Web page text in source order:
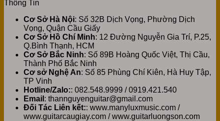
Thông Tin
Cơ Sở Hà Nội: Số 32B Dịch Vọng, Phường Dịch
Vọng, Quận Cầu Giấy
Cơ Sở Hồ Chí Minh: 12 Đường Nguyễn Gia Trí, P.25,
Q.Bình Thạnh, HCM
Cơ Sở Bắc Ninh: Số 89B Hoàng Quốc Việt, Thị Cầu,
Thành Phố Bắc Ninh
Cơ sở Nghệ An: Số 85 Phùng Chí Kiên, Hà Huy Tập,
TP Vinh
Hotline/Zalo:: 082.548.9999 / 0919.421.540
Email : thannguyenguitar@gmail.com
Đối Tác Liên kết:: www.manyluxmusic.com /
www.guitarcaugiay.com / www.guitarluongson.com